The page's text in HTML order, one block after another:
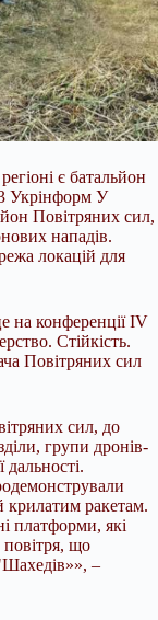
є батальйон
Укрінформ У
Повітряних сил,
нападів.
локацій для
на конференції IV
Стійкість.
Повітряних сил
сил, до
групи дронів-
дальності.
крилатим ракетам.
платформи, які
повітря, що
–